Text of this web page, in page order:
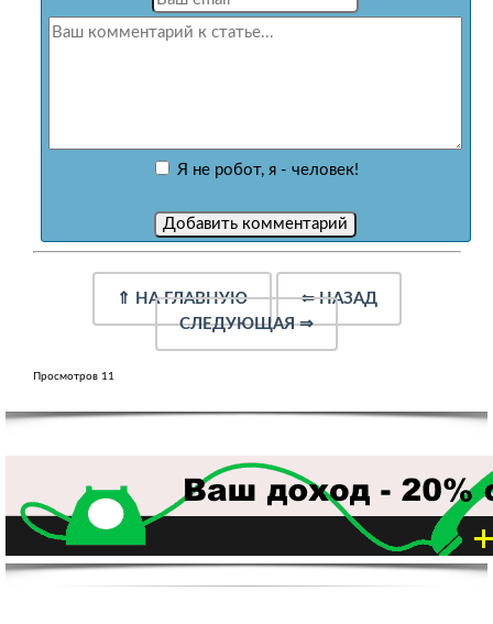
Я не робот, я - человек!
⇑ НА ГЛАВНУЮ ⇐НАЗАД
СЛЕДУЮЩАЯ⇒
Просмотров 11